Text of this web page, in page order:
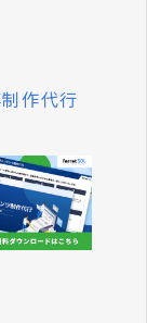
作代行